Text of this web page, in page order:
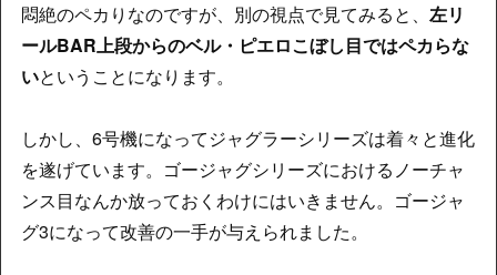
悶絶のペカりなのですが、別の視点で見てみると、 左リ
ールBAR上段からのベル・ピエロこぼし目ではペカらな
いということになります。
しかし、6号機になってジャグラーシリーズは着々と進化
を遂げています。ゴージャグシリーズにおけるノーチャ
ンス目なんか放っておくわけにはいきません。ゴージャ
グ3になって改善の一手が与えられました。